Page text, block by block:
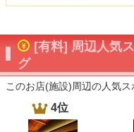
[有料] 周辺人気
グ
このお店(施設)周辺の人気ス
4位